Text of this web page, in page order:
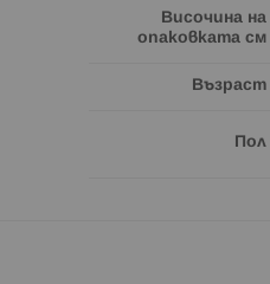
Височина на
опаковката см
Възраст
Пол